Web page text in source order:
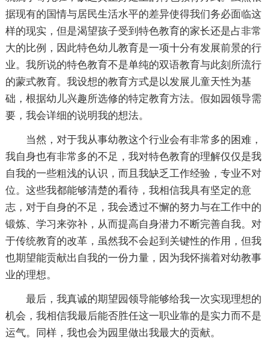
据现有的国情与居民生活水平的差异使得我们务必面临这
样的现实，但是渴望孩子受到特色教育的家长还是占非常
大的比例，因此特色幼儿教育是一项十分有发展前景的行
业。我所说的特色教育不是单纯的双语教育与此刻所流行
的蒙式教育。我设想的教育方式是以发展儿童天性为基
础，根据幼儿兴趣所选修的特定教育方法。假如园领导需
要，我会详细的说明我的想法。
当然，对于我从事幼教这个行业会有非常多的困难，
我自身也有非常多的不足，我对特色教育的理解仅仅是我
自我的一些粗浅的认识，而且我缺乏工作经验，专业不对
位。这些我都能够清楚的看待，我相信我具有坚定的意
志，对于自身的不足，我会透过不懈的努力与在工作中的
锻炼、学习来弥补，从而提高自身潜力不断完善自我。对
于传统教育的改革，虽然我不会起到关键性的作用，但我
也期望能贡献出自我的一份力量，因为我怀揣着对幼教事
业的理想。
最后，我真诚的期望园领导能够给我一次实现理想的
机会，我相信我最后能否胜任这一职业靠的是实力而不是
运气。同样，我也会为园里做出我最大的贡献。